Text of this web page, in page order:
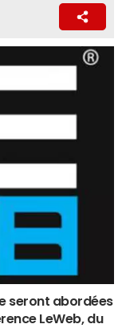
seront abordées
LeWeb, du